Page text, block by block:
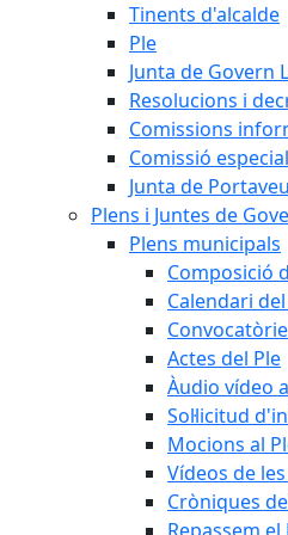
Tinents d'alcalde
Ple
Junta de Govern
Resolucions i
Comissions
Comissió
Junta de
Plens i Juntes de
Plens municipals
Composició
Calendari
Actes del Ple
Àudio vídeo
Sol·licitud
Mocions al
Vídeos de
Cròniques